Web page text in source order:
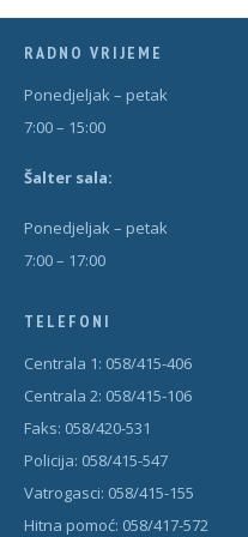
RADNO VRIJEME
Ponedjeljak – petak
7:00 – 15:00
Šalter sala:
Ponedjeljak – petak
7:00 – 17:00
TELEFONI
Centrala 1: 058/415-406
Centrala 2: 058/415-106
Faks: 058/420-531
Policija: 058/415-547
Vatrogasci: 058/415-155
Hitna pomoć: 058/417-572